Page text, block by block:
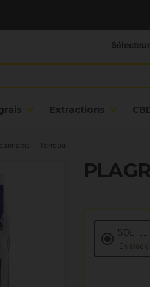
Extractions
Terreau
50L
En stock